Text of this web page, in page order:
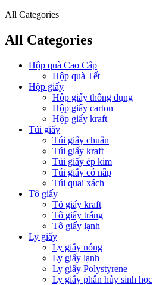
All Categories
All Categories
Hộp quà Cao Cấp
Hộp quà Tết
Hộp giấy
Hộp giấy thông dụng
Hộp giấy carton
Hộp giấy kraft
Túi giấy
Túi giấy chuẩn
Túi giấy kraft
Túi giấy ép kim
Túi giấy có nắp
Túi quai xách
Tô giấy
Tô giấy kraft
Tô giấy trắng
Tô giấy lạnh
Ly giấy
Ly giấy nóng
Ly giấy lạnh
Ly giấy Polystyrene
Ly giấy phân hủy sinh học